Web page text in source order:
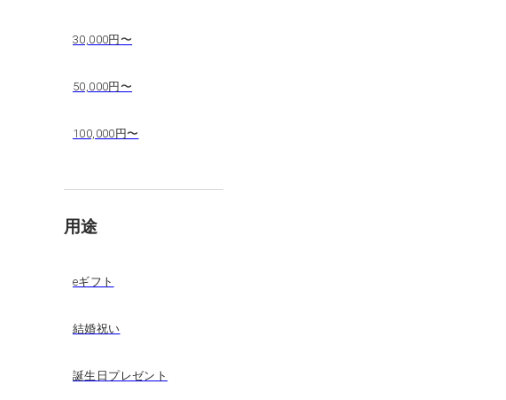
30,000円〜
50,000円〜
100,000円〜
用途
eギフト
結婚祝い
誕生日プレゼント